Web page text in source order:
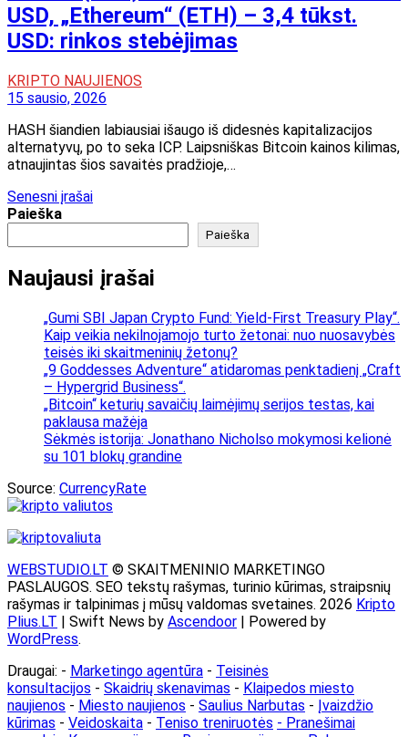
USD, „Ethereum“ (ETH) – 3,4 tūkst.
USD: rinkos stebėjimas
KRIPTO NAUJIENOS
15 sausio, 2026
HASH šiandien labiausiai išaugo iš didesnės kapitalizacijos
alternatyvų, po to seka ICP. Laipsniškas Bitcoin kainos kilimas,
atnaujintas šios savaitės pradžioje,…
Navigacija
tarp
įrašų
Senesni įrašai
Paieška
Paieška
Naujausi įrašai
„Gumi SBI Japan Crypto Fund: Yield-First Treasury Play“.
Kaip veikia nekilnojamojo turto žetonai: nuo nuosavybės
teisės iki skaitmeninių žetonų?
„9 Goddesses Adventure“ atidaromas penktadienį „Craft
– Hypergrid Business“.
„Bitcoin“ keturių savaičių laimėjimų serijos testas, kai
paklausa mažėja
Sėkmės istorija: Jonathano Nicholso mokymosi kelionė
su 101 blokų grandine
Source: CurrencyRate
WEBSTUDIO.LT © SKAITMENINIO MARKETINGO
PASLAUGOS. SEO tekstų rašymas, turinio kūrimas, straipsnių
rašymas ir talpinimas į mūsų valdomas svetaines. 2026 Kripto
Plius.LT | Swift News by Ascendoor | Powered by
WordPress.
Draugai: - Marketingo agentūra - Teisinės
konsultacijos - Skaidrių skenavimas - Klaipedos miesto
naujienos - Miesto naujienos - Saulius Narbutas - Įvaizdžio
kūrimas - Veidoskaita - Teniso treniruotės - Pranešimai